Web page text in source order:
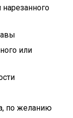
нарезанного
или
по желанию